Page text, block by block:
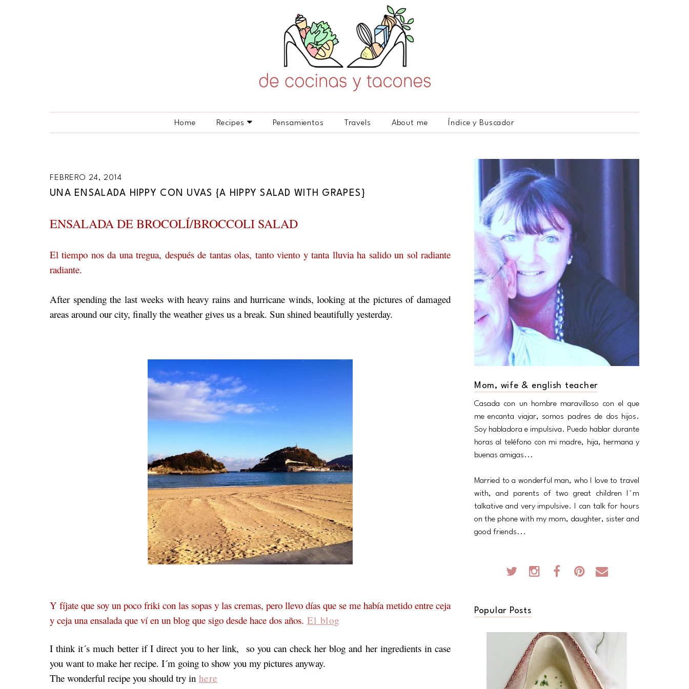
Home Recipes Pensamientos Travels About me Índice y Buscador
FEBRERO 24, 2014
UNA ENSALADA HIPPY CON UVAS {A HIPPY SALAD WITH GRAPES}
ENSALADA DE BROCOLÍ/BROCCOLI SALAD
El tiempo nos da una tregua, después de tantas olas, tanto viento y tanta lluvia ha salido un sol radiante
radiante.
After spending the last weeks with heavy rains and hurricane winds, looking at the pictures of damaged
areas around our city, finally the weather gives us a break. Sun shined beautifully yesterday.
Y fíjate que soy un poco friki con las sopas y las cremas, pero llevo días que se me había metido entre ceja
y ceja una ensalada que ví en un blog que sigo desde hace dos años. El blog
I think it´s much better if I direct you to her link, so you can check her blog and her ingredients in case
you want to make her recipe. I´m going to show you my pictures anyway.
The wonderful recipe you should try in here
Mom, wife & english teacher
Casada con un hombre maravilloso con el que
me encanta viajar, somos padres de dos hijos.
Soy habladora e impulsiva. Puedo hablar durante
horas al teléfono con mi madre, hija, hermana y
buenas amigas...
Married to a wonderful man, who I love to travel
with, and parents of two great children I´m
talkative and very impulsive. I can talk for hours
on the phone with my mom, daughter, sister and
good friends...
Popular Posts